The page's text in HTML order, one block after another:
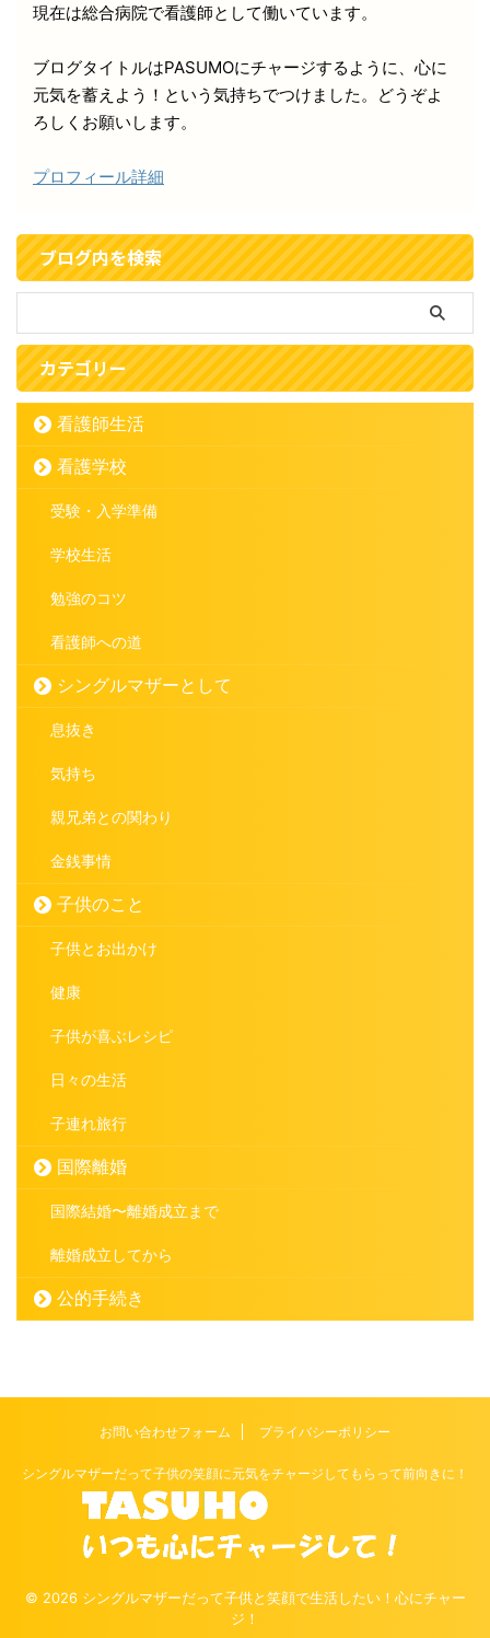
現在は総合病院で看護師として働いています。
ブログタイトルはPASUMOにチャージするように、心に
元気を蓄えよう！という気持ちでつけました。どうぞよ
ろしくお願いします。
プロフィール詳細
ブログ内を検索
カテゴリー
看護師生活
看護学校
受験・入学準備
学校生活
勉強のコツ
看護師への道
シングルマザーとして
息抜き
気持ち
親兄弟との関わり
金銭事情
子供のこと
子供とお出かけ
健康
子供が喜ぶレシピ
日々の生活
子連れ旅行
国際離婚
国際結婚〜離婚成立まで
離婚成立してから
公的手続き
お問い合わせフォーム プライバシーポリシー
シングルマザーだって子供の笑顔に元気をチャージしてもらって前向きに！
© 2026 シングルマザーだって子供と笑顔で生活したい！心にチャー
ジ！